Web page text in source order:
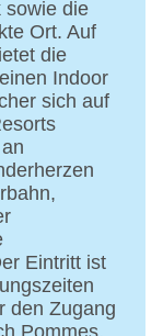
sowie die
Ort. Auf
die
Indoor
sich auf
Eintritt ist
den Zugang